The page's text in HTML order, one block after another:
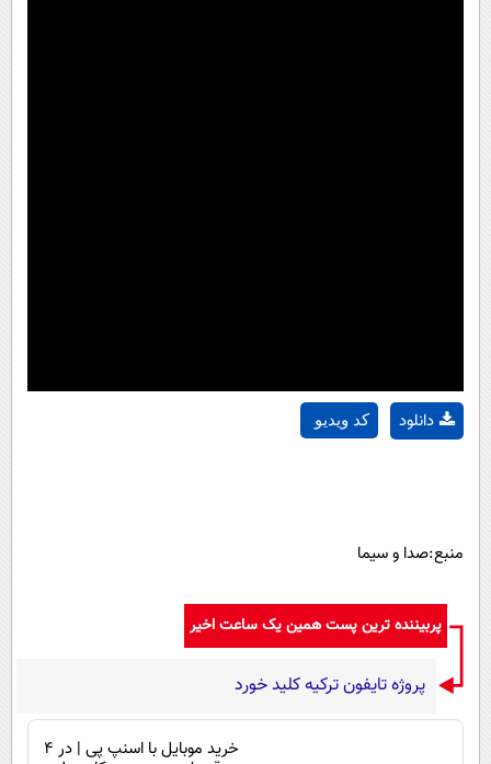
کد ویدیو دانلود
منبع:صدا و سیما
پربیننده ترین پست همین یک ساعت اخیر
پروژه تایفون ترکیه کلید خورد
خرید موبایل با اسنپ پی | در ۴